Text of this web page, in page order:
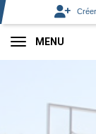
MENU
Panneau de gestion